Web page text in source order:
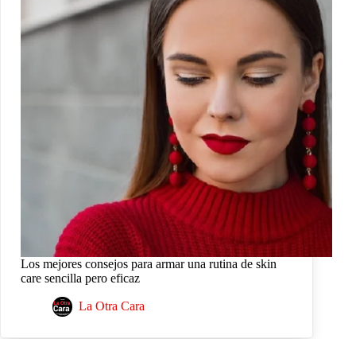
Los mejores consejos para armar una rutina de skin
care sencilla pero eficaz
La Otra Cara